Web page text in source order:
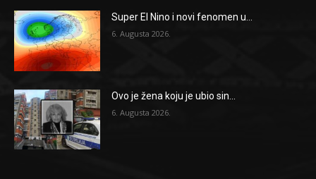
Super El Nino i novi fenomen u...
6. Augusta 2026.
Ovo je žena koju je ubio sin...
6. Augusta 2026.